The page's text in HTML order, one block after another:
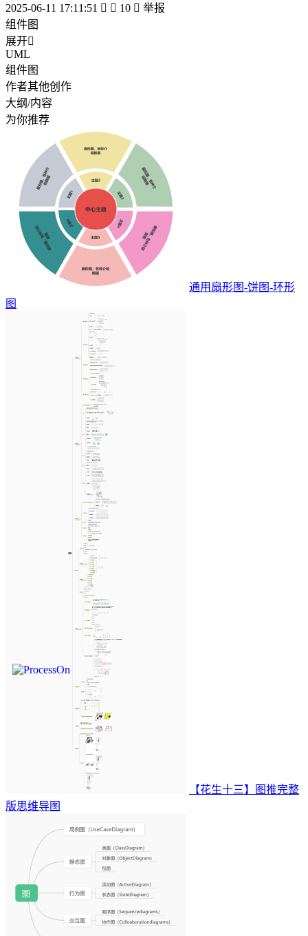
2025-06-11 17:11:51   10  举报
组件图
展开
UML
组件图
作者其他创作
大纲/内容
为你推荐
通用扇形图-饼图-环形
图
【花生十三】图推完整
版思维导图